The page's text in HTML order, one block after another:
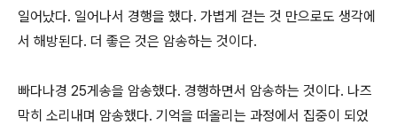
일어났다. 일어나서 경행을 했다. 가볍게 걷는 것 만으로도 생각에
서 해방된다. 더 좋은 것은 암송하는 것이다.
빠다나경 25게송을 암송했다. 경행하면서 암송하는 것이다. 나즈
막히 소리내며 암송했다. 기억을 떠올리는 과정에서 집중이 되었